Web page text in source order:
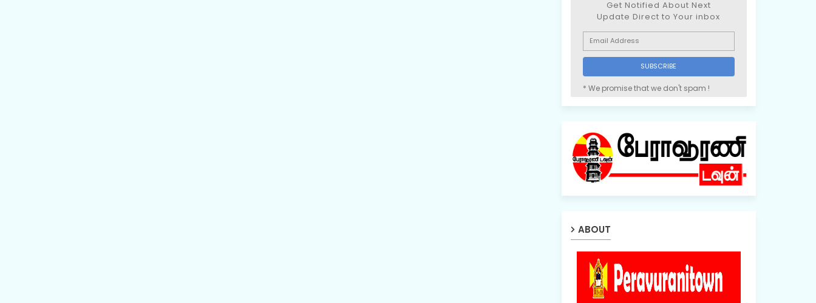
Get Notified About Next
Update Direct to Your inbox
* We promise that we don't spam !
ABOUT